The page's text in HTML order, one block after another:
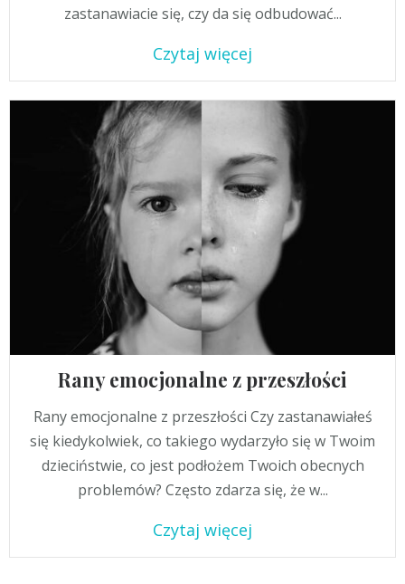
zastanawiacie się, czy da się odbudować...
Czytaj więcej
Rany emocjonalne z przeszłości
Rany emocjonalne z przeszłości Czy zastanawiałeś
się kiedykolwiek, co takiego wydarzyło się w Twoim
dzieciństwie, co jest podłożem Twoich obecnych
problemów? Często zdarza się, że w...
Czytaj więcej